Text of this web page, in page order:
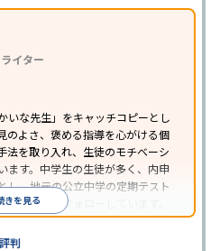
個別指導塾アンケート調査方法を参
イター
いな先生」をキャッチコピーとし
のよさ、褒める指導を心がける個
法を取り入れ、生徒のモチベーシ
ます。中学生の生徒が多く、内申
し、地元の公立中学の定期テスト
厚く学習をフォローしています。
おり、特に英語は各教科書に合わ
学習」で理解度を深められます。
きを見る
判